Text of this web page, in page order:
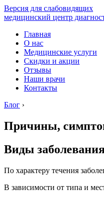
Версия для слабовидящих
медицинский центр
Главная
О нас
Медицинские услуги
Скидки и акции
Отзывы
Наши врачи
Контакты
Блог ›
Причины,
Виды
По характеру течения
В зависимости от типа и